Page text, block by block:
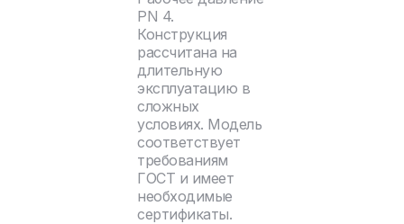
PN 4.
Конструкция
рассчитана на
длительную
эксплуатацию в
сложных
условиях. Модель
соответствует
требованиям
ГОСТ и имеет
необходимые
сертификаты.